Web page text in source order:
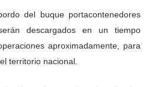
de conocimientos con
Deportivo lanza Plan
del buque portacontenedores
descargados en un tiempo
aproximadamente, para
territorio nacional.